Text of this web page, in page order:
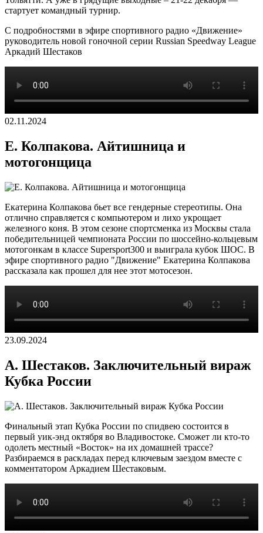
стартует командный турнир.
С подробностями в эфире спортивного радио «Движение»
руководитель новой гоночной серии Russian Speedway League
Аркадий Шестаков
02.11.2024
Е. Колпакова. Айтишница и
мотогонщица
Екатерина Колпакова бьет все гендерные стереотипы. Она
отлично справляется с компьютером и лихо укрощает
железного коня. В этом сезоне спортсменка из Москвы стала
победительницей чемпионата России по шоссейно-кольцевым
мотогонкам в классе Supersport300 и выиграла кубок ШОС. В
эфире спортивного радио "Движение" Екатерина Колпакова
рассказала как прошел для нее этот мотосезон.
23.09.2024
А. Шестаков. Заключительный вираж
Кубка России
Финальный этап Кубка России по спидвею состоится в
первый уик-энд октября во Владивостоке. Сможет ли кто-то
одолеть местный «Восток» на их домашней трассе?
Разбираемся в раскладах перед ключевым заездом вместе с
комментатором Аркадием Шестаковым.